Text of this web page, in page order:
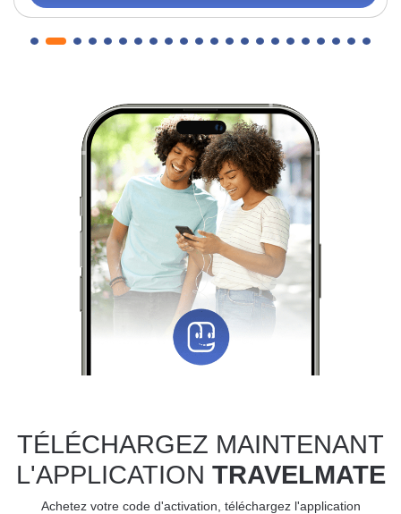
TÉLÉCHARGEZ MAINTENANT
L'APPLICATION TRAVELMATE
Achetez votre code d'activation, téléchargez l'application